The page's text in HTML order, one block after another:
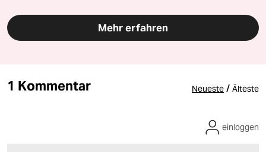
Mehr erfahren
1 Kommentar Neueste / Älteste
einloggen